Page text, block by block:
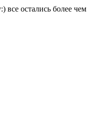
все остались более чем